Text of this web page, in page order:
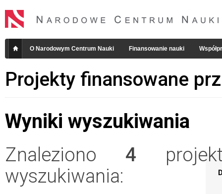
O Narodowym Centrum Nauki Finansowanie nauki
Projekty finansowane
Wyniki wyszukiwania
Znaleziono 4
wyszukiwania: